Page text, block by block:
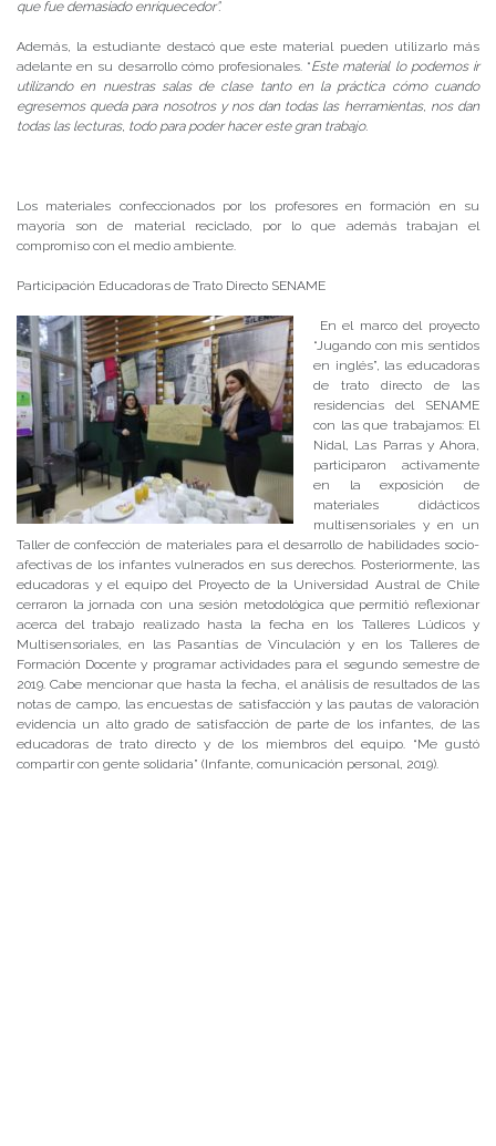
que fue demasiado enriquecedor”.
Además, la estudiante destacó que este material pueden utilizarlo más
adelante en su desarrollo cómo profesionales. “Este material lo podemos ir
utilizando en nuestras salas de clase tanto en la práctica cómo cuando
egresemos queda para nosotros y nos dan todas las herramientas, nos dan
todas las lecturas, todo para poder hacer este gran trabajo.
Los materiales confeccionados por los profesores en formación en su
mayoría son de material reciclado, por lo que además trabajan el
compromiso con el medio ambiente.
Participación Educadoras de Trato Directo SENAME
En el marco del proyecto
“Jugando con mis sentidos
en inglés”, las educadoras
de trato directo de las
residencias del SENAME
con las que trabajamos: El
Nidal, Las Parras y Ahora,
participaron activamente
en la exposición de
materiales didácticos
multisensoriales y en un
Taller de confección de materiales para el desarrollo de habilidades socio-
afectivas de los infantes vulnerados en sus derechos. Posteriormente, las
educadoras y el equipo del Proyecto de la Universidad Austral de Chile
cerraron la jornada con una sesión metodológica que permitió reflexionar
acerca del trabajo realizado hasta la fecha en los Talleres Lúdicos y
Multisensoriales, en las Pasantías de Vinculación y en los Talleres de
Formación Docente y programar actividades para el segundo semestre de
2019. Cabe mencionar que hasta la fecha, el análisis de resultados de las
notas de campo, las encuestas de satisfacción y las pautas de valoración
evidencia un alto grado de satisfacción de parte de los infantes, de las
educadoras de trato directo y de los miembros del equipo. “Me gustó
compartir con gente solidaria” (Infante, comunicación personal, 2019).